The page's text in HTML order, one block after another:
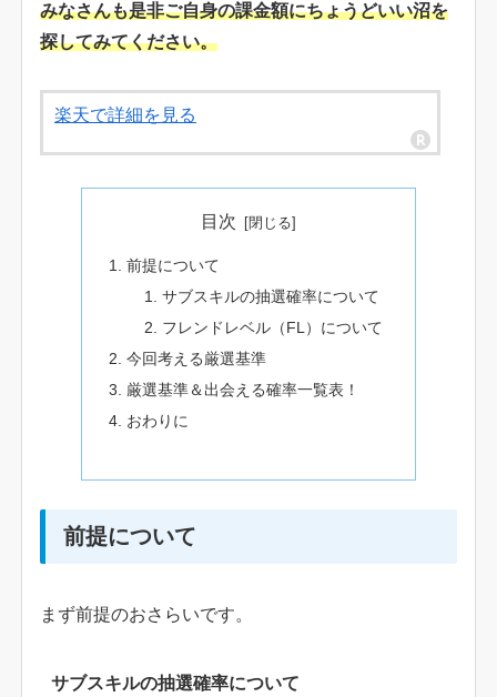
みなさんも是非ご自身の課金額にちょうどいい沼を
探してみてください。
楽天で詳細を見る
目次
前提について
サブスキルの抽選確率について
フレンドレベル（FL）について
今回考える厳選基準
厳選基準＆出会える確率一覧表！
おわりに
前提について
まず前提のおさらいです。
サブスキルの抽選確率について